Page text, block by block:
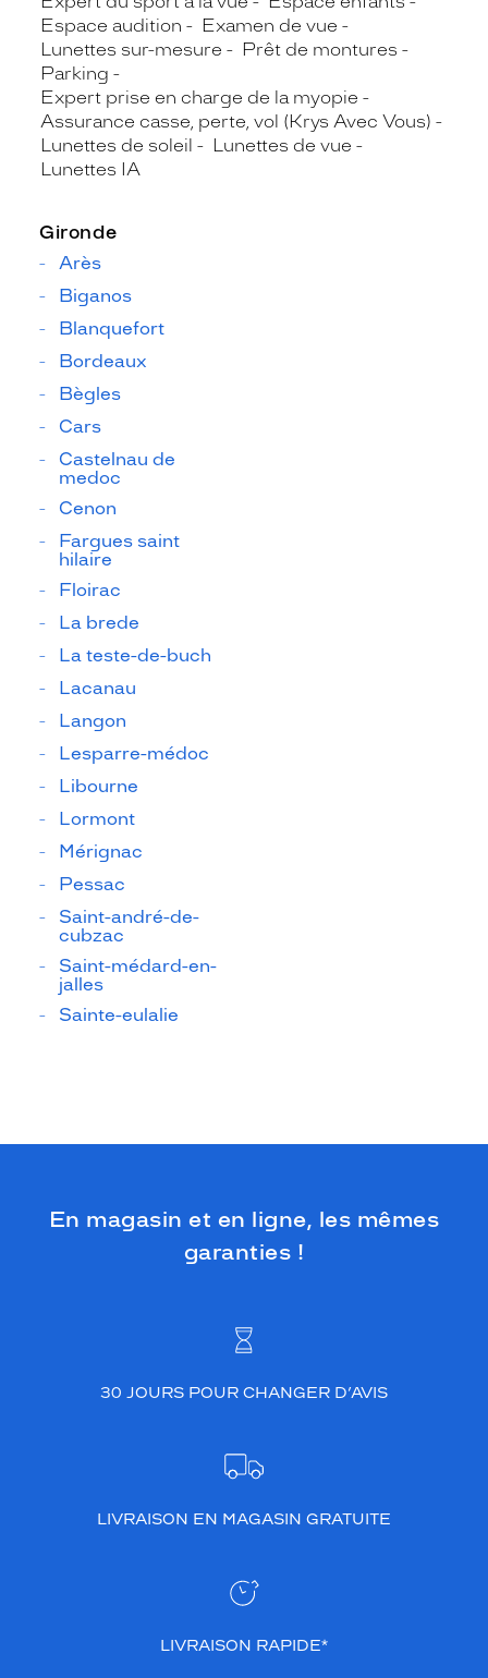
Espace audition
Examen de vue
Lunettes sur-mesure
Prêt de montures
Parking
Expert prise en charge de la myopie
Assurance casse, perte, vol (Krys Avec Vous)
Lunettes de soleil
Lunettes de vue
Lunettes IA
Gironde
Arès
Biganos
Blanquefort
Bordeaux
Bègles
Cars
Castelnau de
medoc
Cenon
Fargues saint
hilaire
Floirac
La brede
La teste-de-buch
Lacanau
Langon
Lesparre-médoc
Libourne
Lormont
Mérignac
Pessac
Saint-andré-de-
cubzac
Saint-médard-en-
jalles
Sainte-eulalie
En magasin et en ligne, les mêmes
garanties !
30 JOURS POUR CHANGER D’AVIS
LIVRAISON EN MAGASIN GRATUITE
LIVRAISON RAPIDE*